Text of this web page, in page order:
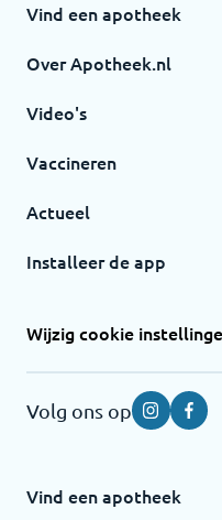
Vind een apotheek
Over Apotheek.nl
Video's
Vaccineren
Actueel
Installeer de app
Wijzig cookie
Volg ons op Instagram
Vind een apotheek